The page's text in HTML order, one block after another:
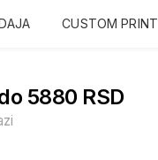
CUSTOM PRINT
5880 RSD